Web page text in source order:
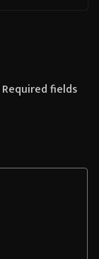
Required fields